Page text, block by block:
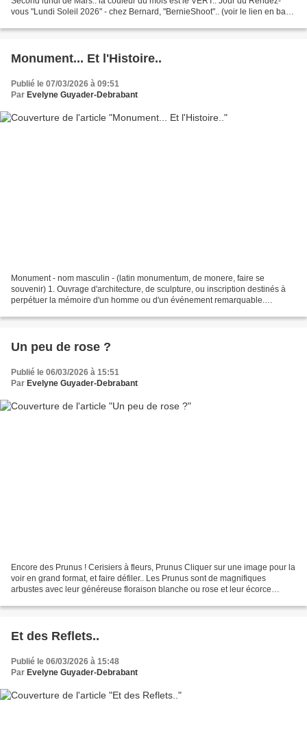
vous "Lundi Soleil 2026" - chez Bernard, "BernieShoot".. (voir le lien en bas
Monument... Et l'Histoire..
Publié le 07/03/2026 à 09:51
Par Evelyne Guyader-Debrabant
Monument - nom masculin - (latin monumentum, de monere, faire se
souvenir) 1. Ouvrage d'architecture, de sculpture, ou inscription destinés à
perpétuer la mémoire d'un homme ou d'un événement remarquable.
Un peu de rose ?
Publié le 06/03/2026 à 15:51
Par Evelyne Guyader-Debrabant
Encore des Prunus ! Cerisiers à fleurs, Prunus Cliquer sur une image pour la
voir en grand format, et faire défiler.. Les Prunus sont de magnifiques
arbustes avec leur généreuse floraison blanche ou rose et leur écorce
Et des Reflets..
Publié le 06/03/2026 à 15:48
Par Evelyne Guyader-Debrabant